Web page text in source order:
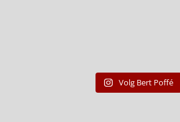
Volg Bert Poffé